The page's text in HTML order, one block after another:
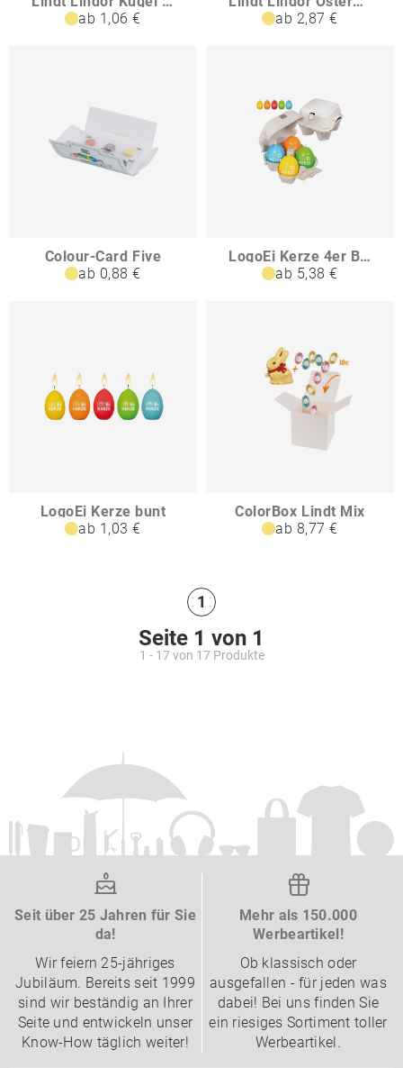
ab 1,06 €
ab 2,87 €
Colour-Card Five
ab 0,88 €
LogoEi Kerze 4er Box
ab 5,38 €
LogoEi Kerze bunt
ab 1,03 €
ColorBox Lindt Mix
ab 8,77 €
1
Seite 1 von 1
1 - 17 von 17 Produkte
Seit über 25 Jahren für Sie
da!
Wir feiern 25-jähriges
Jubiläum. Bereits seit 1999
sind wir beständig an Ihrer
Seite und entwickeln unser
Know-How täglich weiter!
Mehr als 150.000
Werbeartikel!
Ob klassisch oder
ausgefallen - für jeden was
dabei! Bei uns finden Sie
ein riesiges Sortiment toller
Werbeartikel.